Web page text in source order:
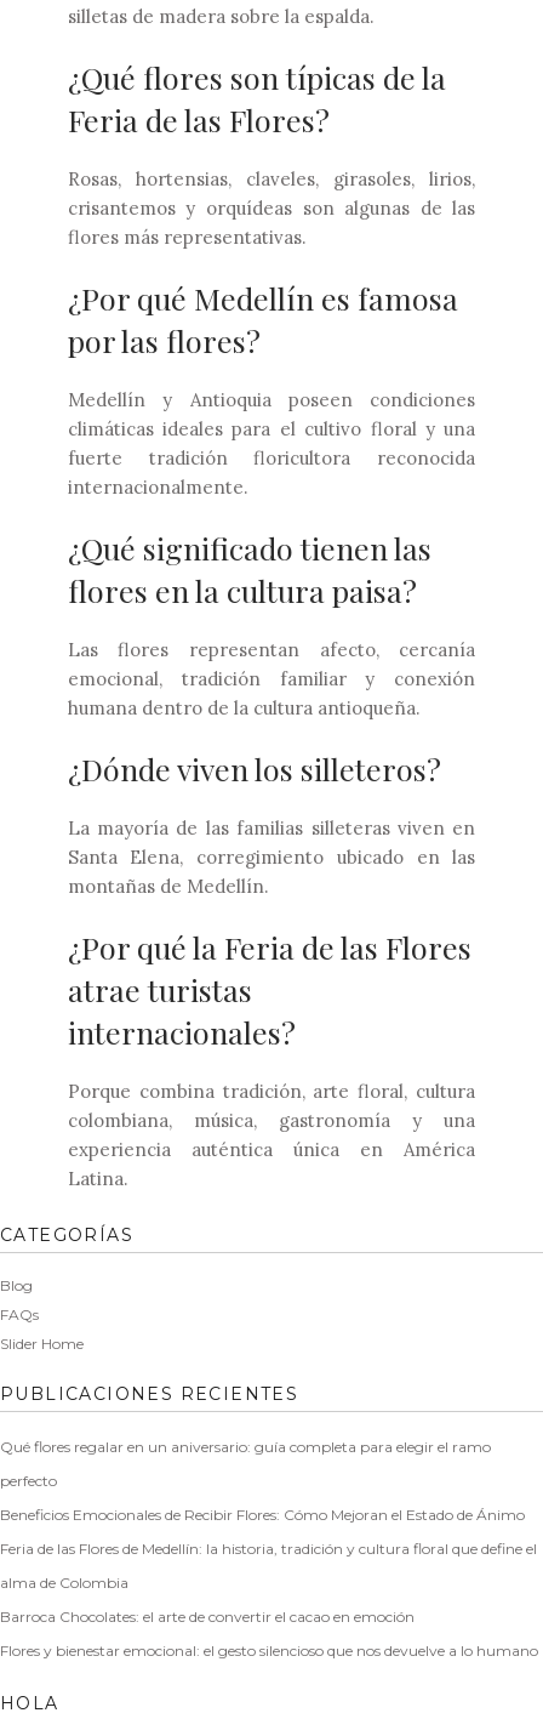
silletas de madera sobre la espalda.
¿Qué flores son típicas de la
Feria de las Flores?
Rosas, hortensias, claveles, girasoles, lirios,
crisantemos y orquídeas son algunas de las
flores más representativas.
¿Por qué Medellín es famosa
por las flores?
Medellín y Antioquia poseen condiciones
climáticas ideales para el cultivo floral y una
fuerte tradición floricultora reconocida
internacionalmente.
¿Qué significado tienen las
flores en la cultura paisa?
Las flores representan afecto, cercanía
emocional, tradición familiar y conexión
humana dentro de la cultura antioqueña.
¿Dónde viven los silleteros?
La mayoría de las familias silleteras viven en
Santa Elena, corregimiento ubicado en las
montañas de Medellín.
¿Por qué la Feria de las Flores
atrae turistas
internacionales?
Porque combina tradición, arte floral, cultura
colombiana, música, gastronomía y una
experiencia auténtica única en América
Latina.
CATEGORÍAS
Blog
FAQs
Slider Home
PUBLICACIONES RECIENTES
Qué flores regalar en un aniversario: guía completa para elegir el ramo
perfecto
Beneficios Emocionales de Recibir Flores: Cómo Mejoran el Estado de Ánimo
Feria de las Flores de Medellín: la historia, tradición y cultura floral que define el
alma de Colombia
Barroca Chocolates: el arte de convertir el cacao en emoción
Flores y bienestar emocional: el gesto silencioso que nos devuelve a lo humano
HOLA